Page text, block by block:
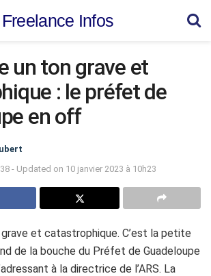
Freelance Infos
un ton grave et
: le préfet de
en off
- Updated on 10 janvier 2023 à 10h23
et catastrophique. C’est la petite
de la bouche du Préfet de Guadeloupe
à la directrice de l’ARS. La